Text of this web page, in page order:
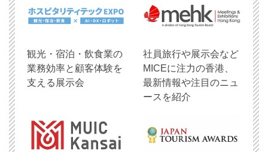
観光・宿泊・飲食業の
業務効率と顧客体験を
支える展示会
社員旅行や展示会など
MICEに注力の香港、
最新情報や注目のニュ
ースを紹介